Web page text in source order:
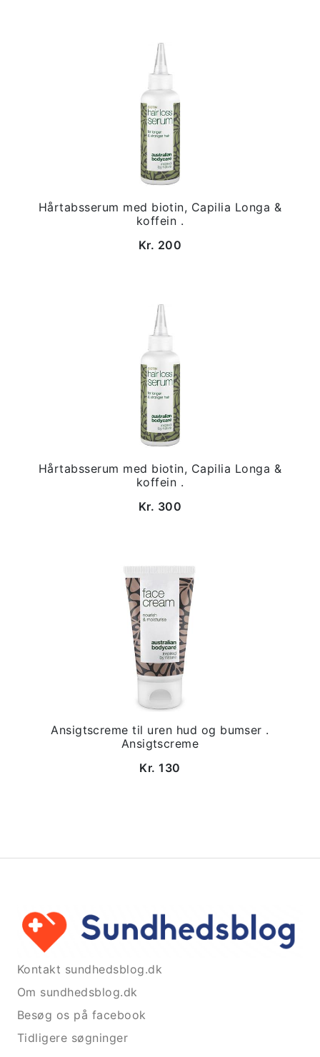
Hårtabsserum med biotin, Capilia Longa &
koffein .
Kr. 200
Hårtabsserum med biotin, Capilia Longa &
koffein .
Kr. 300
Ansigtscreme til uren hud og bumser .
Ansigtscreme
Kr. 130
Kontakt sundhedsblog.dk
Om sundhedsblog.dk
Besøg os på facebook
Tidligere søgninger